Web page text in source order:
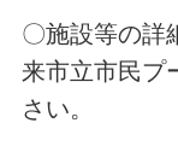
〇施設等の詳
来市立市民プ
さい。